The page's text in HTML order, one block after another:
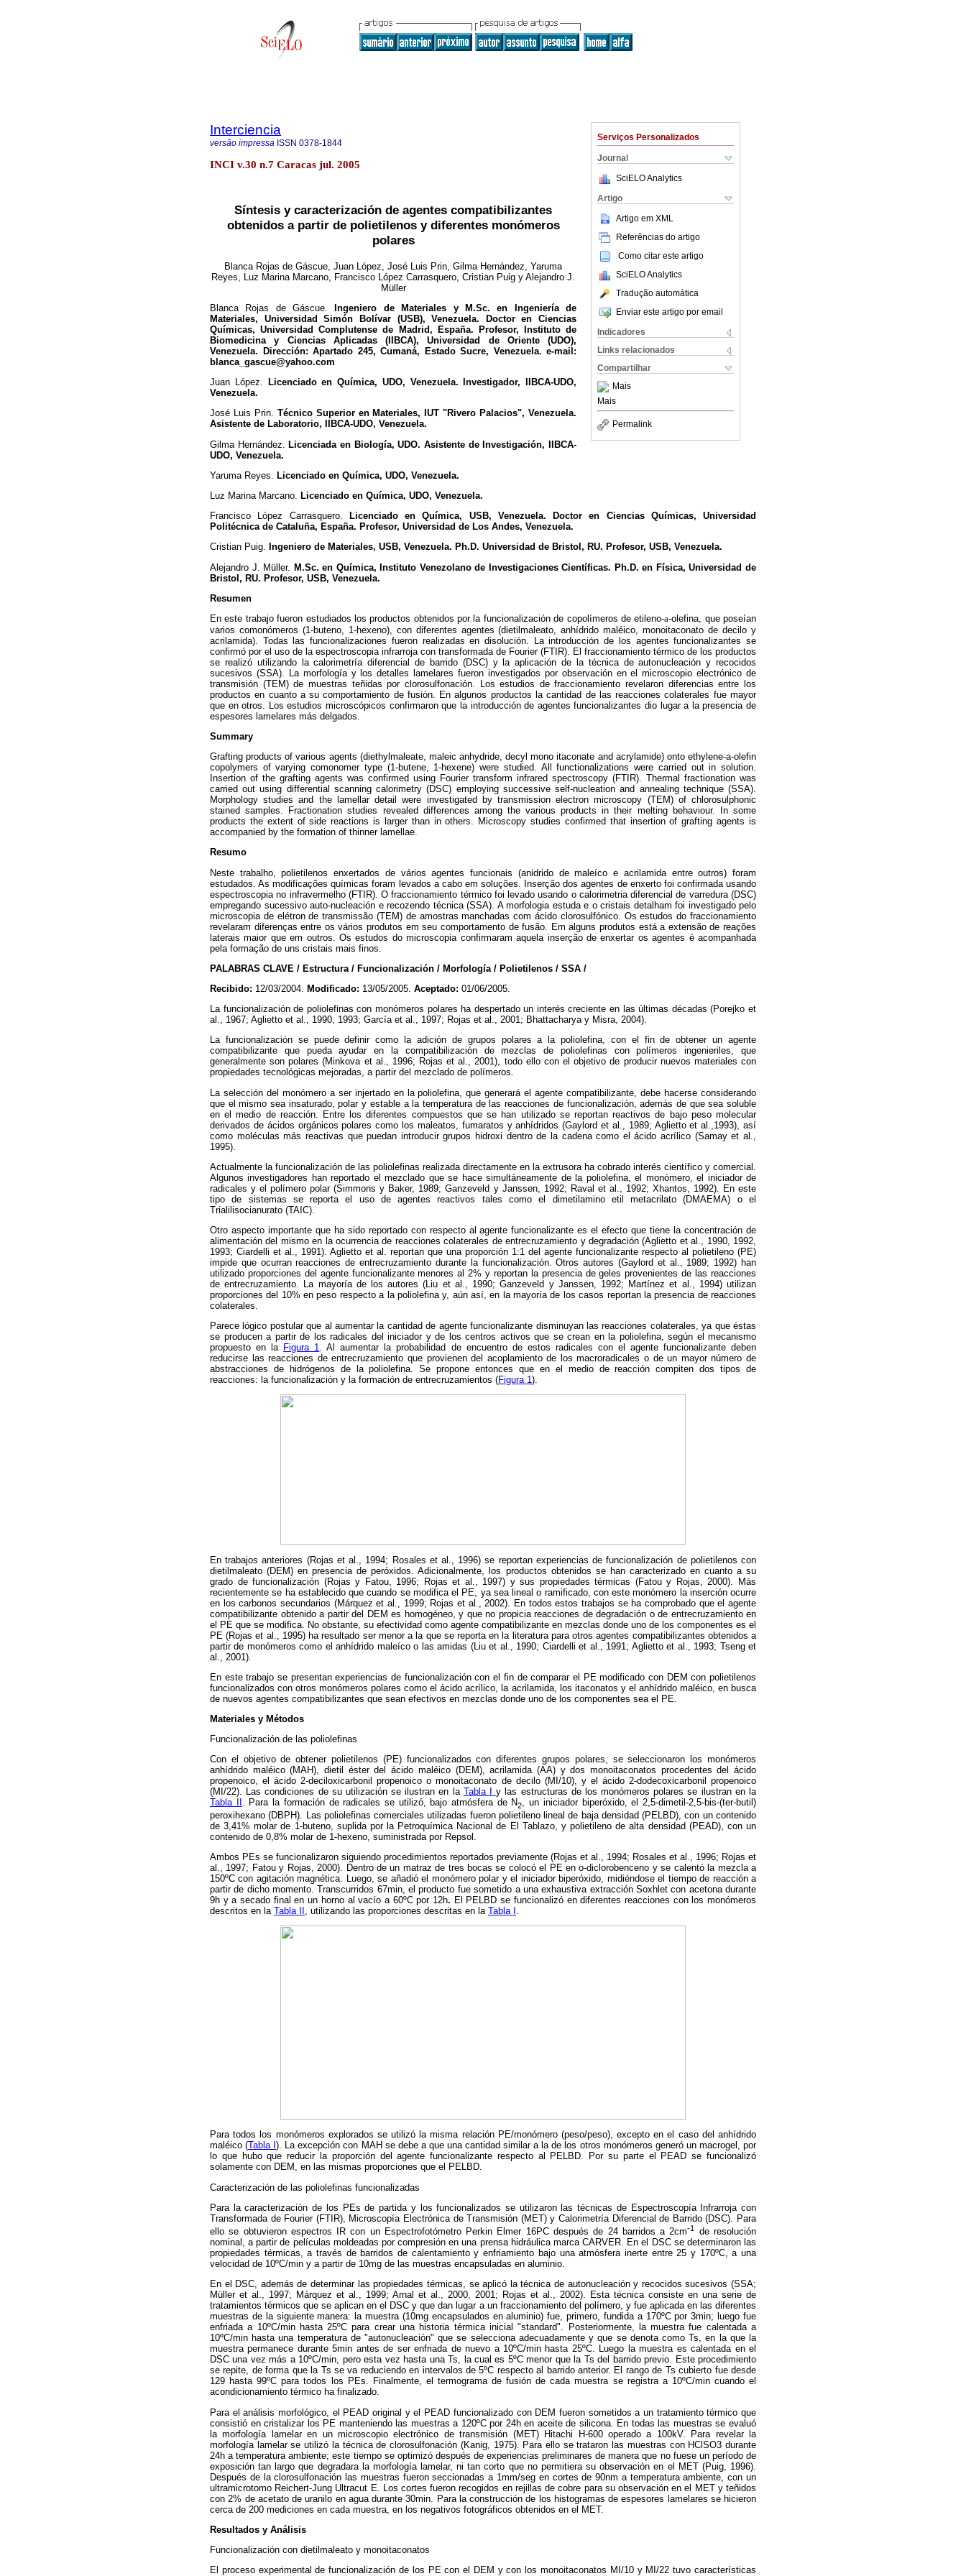
Serviços Personalizados
Journal
SciELO Analytics
Artigo
Artigo em XML
Referências do artigo
Como citar este artigo
SciELO Analytics
Tradução automática
Enviar este artigo por email
Indicadores
Links relacionados
Compartilhar
Mais
Mais
Permalink
Interciencia
versão impressa ISSN 0378-1844
INCI v.30 n.7 Caracas jul. 2005
Síntesis y caracterización de agentes compatibilizantes
obtenidos a partir de polietilenos y diferentes monómeros
polares
Blanca Rojas de Gáscue, Juan López, José Luis Prin, Gilma Hernández, Yaruma
Reyes, Luz Marina Marcano, Francisco López Carrasquero, Cristian Puig y Alejandro J.
Müller
Blanca Rojas de Gáscue. Ingeniero de Materiales y M.Sc. en Ingeniería de
Materiales, Universidad Simón Bolívar (USB), Venezuela. Doctor en Ciencias
Químicas, Universidad Complutense de Madrid, España. Profesor, Instituto de
Biomedicina y Ciencias Aplicadas (IIBCA), Universidad de Oriente (UDO),
Venezuela. Dirección: Apartado 245, Cumaná, Estado Sucre, Venezuela. e-mail:
blanca_gascue@yahoo.com
Juan López. Licenciado en Química, UDO, Venezuela. Investigador, IIBCA-UDO,
Venezuela.
José Luis Prin. Técnico Superior en Materiales, IUT "Rivero Palacios", Venezuela.
Asistente de Laboratorio, IIBCA-UDO, Venezuela.
Gilma Hernández. Licenciada en Biología, UDO. Asistente de Investigación, IIBCA-
UDO, Venezuela.
Yaruma Reyes.
Licenciado en Química, UDO, Venezuela.
Luz Marina Marcano.
Licenciado en Química, UDO, Venezuela.
Francisco López Carrasquero. Licenciado en Química, USB, Venezuela. Doctor en Ciencias Químicas, Universidad
Politécnica de Cataluña, España. Profesor, Universidad de Los Andes, Venezuela.
Cristian Puig. Ingeniero de Materiales, USB, Venezuela. Ph.D. Universidad de Bristol, RU. Profesor, USB, Venezuela.
Alejandro J. Müller. M.Sc. en Química, Instituto Venezolano de Investigaciones Científicas. Ph.D. en Física, Universidad de
Bristol, RU. Profesor, USB, Venezuela.
Resumen
En este trabajo fueron estudiados los productos obtenidos por la funcionalización de copolímeros de etileno-a-olefina, que poseían
varios comonómeros (1-buteno, 1-hexeno), con diferentes agentes (dietilmaleato, anhídrido maléico, monoitaconato de decilo y
acrilamida). Todas las funcionalizaciones fueron realizadas en disolución. La introducción de los agentes funcionalizantes se
confirmó por el uso de la espectroscopia infrarroja con transformada de Fourier (FTIR). El fraccionamiento térmico de los productos
se realizó utilizando la calorimetría diferencial de barrido (DSC) y la aplicación de la técnica de autonucleación y recocidos
sucesivos (SSA). La morfología y los detalles lamelares fueron investigados por observación en el microscopio electrónico de
transmisión (TEM) de muestras teñidas por clorosulfonación. Los estudios de fraccionamiento revelaron diferencias entre los
productos en cuanto a su comportamiento de fusión. En algunos productos la cantidad de las reacciones colaterales fue mayor
que en otros. Los estudios microscópicos confirmaron que la introducción de agentes funcionalizantes dio lugar a la presencia de
espesores lamelares más delgados.
Summary
Grafting products of various agents (diethylmaleate, maleic anhydride, decyl mono itaconate and acrylamide) onto ethylene-a-olefin
copolymers of varying comonomer type (1-butene, 1-hexene) were studied. All functionalizations were carried out in solution.
Insertion of the grafting agents was confirmed using Fourier transform infrared spectroscopy (FTIR). Thermal fractionation was
carried out using differential scanning calorimetry (DSC) employing successive self-nucleation and annealing technique (SSA).
Morphology studies and the lamellar detail were investigated by transmission electron microscopy (TEM) of chlorosulphonic
stained samples. Fractionation studies revealed differences among the various products in their melting behaviour. In some
products the extent of side reactions is larger than in others. Microscopy studies confirmed that insertion of grafting agents is
accompanied by the formation of thinner lamellae.
Resumo
Neste trabalho, polietilenos enxertados de vários agentes funcionais (anidrido de maleíco e acrilamida entre outros) foram
estudados. As modificações químicas foram levados a cabo em soluções. Inserção dos agentes de enxerto foi confirmada usando
espectroscopia no infravermelho (FTIR). O fraccionamiento térmico foi levado usando o calorimetria diferencial de varredura (DSC)
empregando sucessivo auto-nucleación e recozendo técnica (SSA). A morfologia estuda e o cristais detalham foi investigado pelo
microscopia de elétron de transmissão (TEM) de amostras manchadas com ácido clorosulfónico. Os estudos do fraccionamiento
revelaram diferenças entre os vários produtos em seu comportamento de fusão. Em alguns produtos está a extensão de reações
laterais maior que em outros. Os estudos do microscopia confirmaram aquela inserção de enxertar os agentes é acompanhada
pela formação de uns cristais mais finos.
PALABRAS CLAVE / Estructura / Funcionalización / Morfología / Polietilenos / SSA /
Recibido: 12/03/2004. Modificado: 13/05/2005. Aceptado: 01/06/2005.
La funcionalización de poliolefinas con monómeros polares ha despertado un interés creciente en las últimas décadas (Porejko et
al., 1967; Aglietto et al., 1990, 1993; García et al., 1997; Rojas et al., 2001; Bhattacharya y Misra, 2004).
La funcionalización se puede definir como la adición de grupos polares a la poliolefina, con el fin de obtener un agente
compatibilizante que pueda ayudar en la compatibilización de mezclas de poliolefinas con polímeros ingenieriles, que
generalmente son polares (Minkova et al., 1996; Rojas et al., 2001), todo ello con el objetivo de producir nuevos materiales con
propiedades tecnológicas mejoradas, a partir del mezclado de polímeros.
La selección del monómero a ser injertado en la poliolefina, que generará el agente compatibilizante, debe hacerse considerando
que el mismo sea insaturado, polar y estable a la temperatura de las reacciones de funcionalización, además de que sea soluble
en el medio de reacción. Entre los diferentes compuestos que se han utilizado se reportan reactivos de bajo peso molecular
derivados de ácidos orgánicos polares como los maleatos, fumaratos y anhídridos (Gaylord et al., 1989; Aglietto et al.,1993), así
como moléculas más reactivas que puedan introducir grupos hidroxi dentro de la cadena como el ácido acrílico (Samay et al.,
1995).
Actualmente la funcionalización de las poliolefinas realizada directamente en la extrusora ha cobrado interés científico y comercial.
Algunos investigadores han reportado el mezclado que se hace simultáneamente de la poliolefina, el monómero, el iniciador de
radicales y el polímero polar (Simmons y Baker, 1989; Ganzeveld y Janssen, 1992; Raval et al., 1992; Xhantos, 1992). En este
tipo de sistemas se reporta el uso de agentes reactivos tales como el dimetilamino etil metacrilato (DMAEMA) o el
Trialilisocianurato (TAIC).
Otro aspecto importante que ha sido reportado con respecto al agente funcionalizante es el efecto que tiene la concentración de
alimentación del mismo en la ocurrencia de reacciones colaterales de entrecruzamiento y degradación (Aglietto et al., 1990, 1992,
1993; Ciardelli et al., 1991). Aglietto et al. reportan que una proporción 1:1 del agente funcionalizante respecto al polietileno (PE)
impide que ocurran reacciones de entrecruzamiento durante la funcionalización. Otros autores (Gaylord et al., 1989; 1992) han
utilizado proporciones del agente funcionalizante menores al 2% y reportan la presencia de geles provenientes de las reacciones
de entrecruzamiento. La mayoría de los autores (Liu et al., 1990; Ganzeveld y Janssen, 1992; Martínez et al., 1994) utilizan
proporciones del 10% en peso respecto a la poliolefina y, aún así, en la mayoría de los casos reportan la presencia de reacciones
colaterales.
Parece lógico postular que al aumentar la cantidad de agente funcionalizante disminuyan las reacciones colaterales, ya que éstas
se producen a partir de los radicales del iniciador y de los centros activos que se crean en la poliolefina, según el mecanismo
propuesto en la Figura 1. Al aumentar la probabilidad de encuentro de estos radicales con el agente funcionalizante deben
reducirse las reacciones de entrecruzamiento que provienen del acoplamiento de los macroradicales o de un mayor número de
abstracciones de hidrógenos de la poliolefina. Se propone entonces que en el medio de reacción compiten dos tipos de
reacciones: la funcionalización y la formación de entrecruzamientos (Figura 1).
En trabajos anteriores (Rojas et al., 1994; Rosales et al., 1996) se reportan experiencias de funcionalización de polietilenos con
dietilmaleato (DEM) en presencia de peróxidos. Adicionalmente, los productos obtenidos se han caracterizado en cuanto a su
grado de funcionalización (Rojas y Fatou, 1996; Rojas et al., 1997) y sus propiedades térmicas (Fatou y Rojas, 2000). Más
recientemente se ha establecido que cuando se modifica el PE, ya sea lineal o ramificado, con este monómero la inserción ocurre
en los carbonos secundarios (Márquez et al., 1999; Rojas et al., 2002). En todos estos trabajos se ha comprobado que el agente
compatibilizante obtenido a partir del DEM es homogéneo, y que no propicia reacciones de degradación o de entrecruzamiento en
el PE que se modifica. No obstante, su efectividad como agente compatibilizante en mezclas donde uno de los componentes es el
PE (Rojas et al., 1995) ha resultado ser menor a la que se reporta en la literatura para otros agentes compatibilizantes obtenidos a
partir de monómeros como el anhídrido maleíco o las amidas (Liu et al., 1990; Ciardelli et al., 1991; Aglietto et al., 1993; Tseng et
al., 2001).
En este trabajo se presentan experiencias de funcionalización con el fin de comparar el PE modificado con DEM con polietilenos
funcionalizados con otros monómeros polares como el ácido acrílico, la acrilamida, los itaconatos y el anhídrido maléico, en busca
de nuevos agentes compatibilizantes que sean efectivos en mezclas donde uno de los componentes sea el PE.
Materiales y Métodos
Funcionalización de las poliolefinas
Con el objetivo de obtener polietilenos (PE) funcionalizados con diferentes grupos polares, se seleccionaron los monómeros
anhídrido maléico (MAH), dietil éster del ácido maléico (DEM), acrilamida (AA) y dos monoitaconatos procedentes del ácido
propenoico, el ácido 2-deciloxicarbonil propenoico o monoitaconato de decilo (MI/10), y el ácido 2-dodecoxicarbonil propenoico
(MI/22). Las condiciones de su utilización se ilustran en la Tabla Iy las estructuras de los monómeros polares se ilustran en la
Tabla II . Para la formación de radicales se utilizó, bajo atmósfera de N2, un iniciador biperóxido, el 2,5-dimetil-2,5-bis-(ter-butil)
peroxihexano (DBPH). Las poliolefinas comerciales utilizadas fueron polietileno lineal de baja densidad (PELBD), con un contenido
de 3,41% molar de 1-buteno, suplida por la Petroquímica Nacional de El Tablazo, y polietileno de alta densidad (PEAD), con un
contenido de 0,8% molar de 1-hexeno, suministrada por Repsol.
Ambos PEs se funcionalizaron siguiendo procedimientos reportados previamente (Rojas et al., 1994; Rosales et al., 1996; Rojas et
al., 1997; Fatou y Rojas, 2000). Dentro de un matraz de tres bocas se colocó el PE en o-diclorobenceno y se calentó la mezcla a
150ºC con agitación magnética. Luego, se añadió el monómero polar y el iniciador biperóxido, midiéndose el tiempo de reacción a
partir de dicho momento. Transcurridos 67min, el producto fue sometido a una exhaustiva extracción Soxhlet con acetona durante
9h y a secado final en un horno al vacío a 60ºC por 12h. El PELBD se funcionalizó en diferentes reacciones con los monómeros
descritos en la Tabla II , utilizando las proporciones descritas en la Tabla I .
Para todos los monómeros explorados se utilizó la misma relación PE/monómero (peso/peso), excepto en el caso del anhídrido
maléico (Tabla I). La excepción con MAH se debe a que una cantidad similar a la de los otros monómeros generó un macrogel, por
lo que hubo que reducir la proporción del agente funcionalizante respecto al PELBD. Por su parte el PEAD se funcionalizó
solamente con DEM, en las mismas proporciones que el PELBD.
Caracterización de las poliolefinas funcionalizadas
Para la caracterización de los PEs de partida y los funcionalizados se utilizaron las técnicas de Espectroscopía Infrarroja con
Transformada de Fourier (FTIR), Microscopía Electrónica de Transmisión (MET) y Calorimetría Diferencial de Barrido (DSC). Para
ello se obtuvieron espectros IR con un Espectrofotómetro Perkin Elmer 16PC después de 24 barridos a 2cm-1
de resolución
nominal, a partir de películas moldeadas por compresión en una prensa hidráulica marca CARVER. En el DSC se determinaron las
propiedades térmicas, a través de barridos de calentamiento y enfriamiento bajo una atmósfera inerte entre 25 y 170ºC, a una
velocidad de 10ºC/min y a partir de 10mg de las muestras encapsuladas en aluminio.
En el DSC, además de determinar las propiedades térmicas, se aplicó la técnica de autonucleación y recocidos sucesivos (SSA;
Müller et al., 1997; Márquez et al., 1999; Arnal et al., 2000, 2001; Rojas et al., 2002). Esta técnica consiste en una serie de
tratamientos térmicos que se aplican en el DSC y que dan lugar a un fraccionamiento del polímero, y fue aplicada en las diferentes
muestras de la siguiente manera: la muestra (10mg encapsulados en aluminio) fue, primero, fundida a 170ºC por 3min; luego fue
enfriada a 10ºC/min hasta 25ºC para crear una historia térmica inicial "standard". Posteriormente, la muestra fue calentada a
10ºC/min hasta una temperatura de "autonucleación" que se selecciona adecuadamente y que se denota como Ts, en la que la
muestra permanece durante 5min antes de ser enfriada de nuevo a 10ºC/min hasta 25ºC. Luego la muestra es calentada en el
DSC una vez más a 10ºC/min, pero esta vez hasta una Ts, la cual es 5ºC menor que la Ts del barrido previo. Este procedimiento
se repite, de forma que la Ts se va reduciendo en intervalos de 5ºC respecto al barrido anterior. El rango de Ts cubierto fue desde
129 hasta 99ºC para todos los PEs. Finalmente, el termograma de fusión de cada muestra se registra a 10ºC/min cuando el
acondicionamiento térmico ha finalizado.
Para el análisis morfológico, el PEAD original y el PEAD funcionalizado con DEM fueron sometidos a un tratamiento térmico que
consistió en cristalizar los PE manteniendo las muestras a 120ºC por 24h en aceite de silicona. En todas las muestras se evaluó
la morfología lamelar en un microscopio electrónico de transmisión (MET) Hitachi H-600 operado a 100kV. Para revelar la
morfología lamelar se utilizó la técnica de clorosulfonación (Kanig, 1975). Para ello se trataron las muestras con HClSO3 durante
24h a temperatura ambiente; este tiempo se optimizó después de experiencias preliminares de manera que no fuese un período de
exposición tan largo que degradara la morfología lamelar, ni tan corto que no permitiera su observación en el MET (Puig, 1996).
Después de la clorosulfonación las muestras fueron seccionadas a 1mm/seg en cortes de 90nm a temperatura ambiente, con un
ultramicrotomo Reichert-Jung Ultracut E. Los cortes fueron recogidos en rejillas de cobre para su observación en el MET y teñidos
con 2% de acetato de uranilo en agua durante 30min. Para la construcción de los histogramas de espesores lamelares se hicieron
cerca de 200 mediciones en cada muestra, en los negativos fotográficos obtenidos en el MET.
Resultados y Análisis
Funcionalización con dietilmaleato y monoitaconatos
El proceso experimental de funcionalización de los PE con el DEM y con los monoitaconatos MI/10 y MI/22 tuvo características